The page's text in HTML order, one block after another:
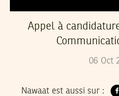
Appel à
06 Oct
Nawaat est aussi sur :